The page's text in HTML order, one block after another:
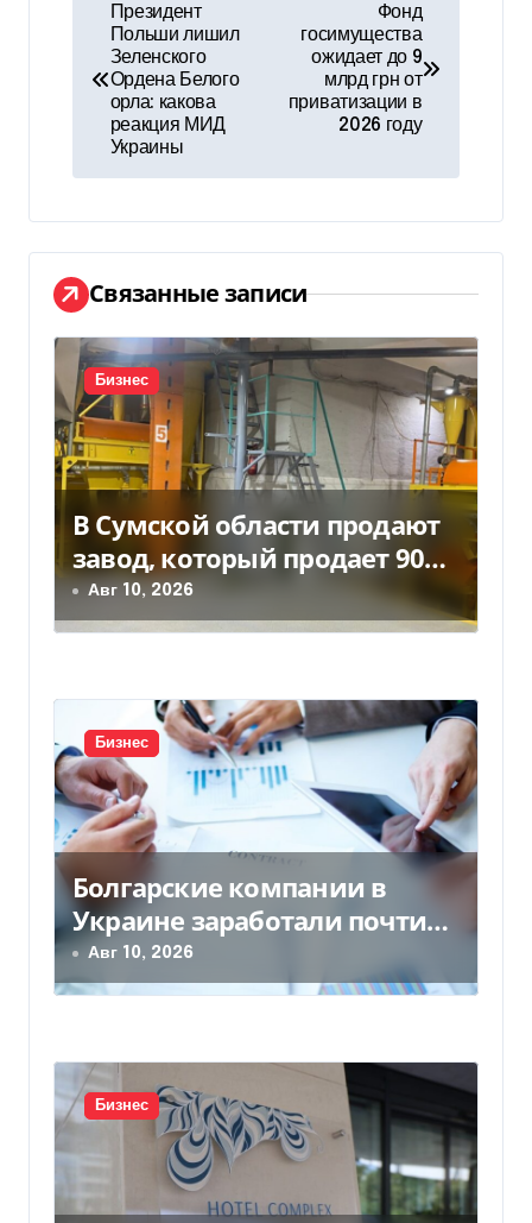
а
ц
и
я
п
о
з
а
п
и
с
я
м
Президент
Польши лишил
Зеленского
Ордена Белого
орла: какова
реакция МИД
Украины
Фонд
госимущества
ожидает до 9
млрд грн от
приватизации в
2026 году
Связанные записи
Бизнес
В Сумской области продают
завод, который продает 90%
товаров за границу
Авг 10, 2026
Бизнес
Болгарские компании в
Украине заработали почти
25 млрд грн в год: кто в
лидерах
Авг 10, 2026
Бизнес